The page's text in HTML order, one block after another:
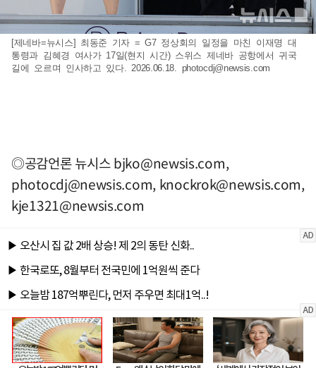
[제네바=뉴시스] 최동준 기자 = G7 정상회의 일정을 마친 이재명 대
통령과 김혜경 여사가 17일(현지 시간) 스위스 제네바 공항에서 귀국
길에 오르며 인사하고 있다. 2026.06.18. photocdj@newsis.com
◎공감언론 뉴시스bjko@newsis.com,
photocdj@newsis.com, knockrok@newsis.com,
kje1321@newsis.com